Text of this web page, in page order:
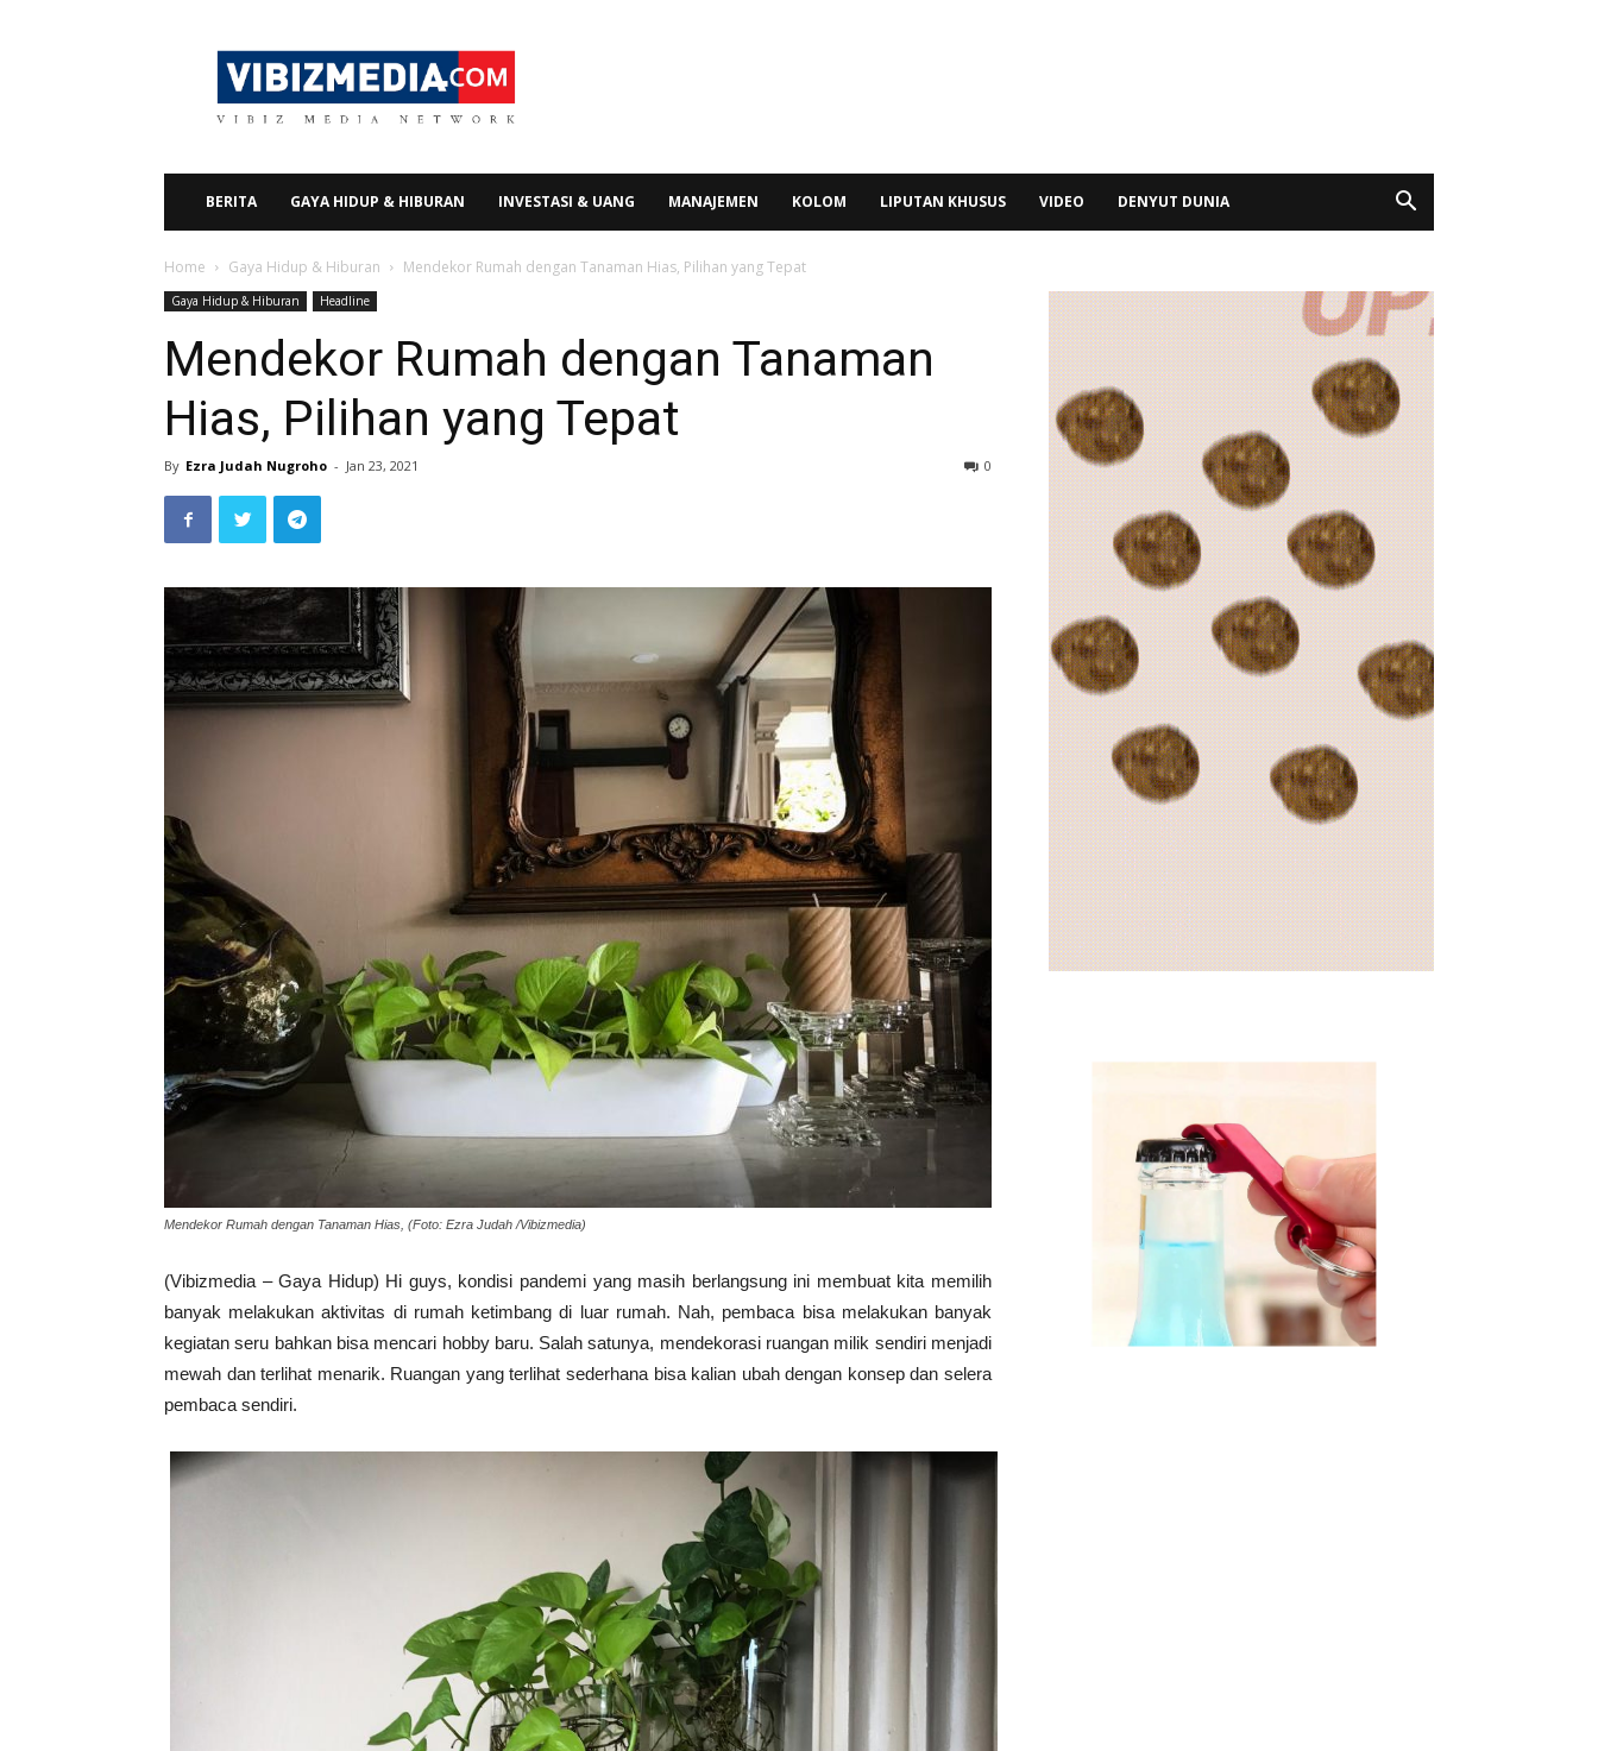
Vibizmedia.com
BERITA GAYA HIDUP & HIBURAN INVESTASI & UANG MANAJEMEN KOLOM LIPUTAN KHUSUS VIDEO DENYUT DUNIA
Home Gaya Hidup & Hiburan Mendekor Rumah dengan Tanaman Hias, Pilihan yang Tepat
Gaya Hidup & Hiburan Headline
Mendekor Rumah dengan Tanaman
Hias, Pilihan yang Tepat
By Ezra Judah Nugroho - Jan 23, 2021 0
Mendekor Rumah dengan Tanaman Hias, (Foto: Ezra Judah /Vibizmedia)
(Vibizmedia – Gaya Hidup) Hi guys, kondisi pandemi yang masih berlangsung ini membuat kita memilih
banyak melakukan aktivitas di rumah ketimbang di luar rumah. Nah, pembaca bisa melakukan banyak
kegiatan seru bahkan bisa mencari hobby baru. Salah satunya, mendekorasi ruangan milik sendiri menjadi
mewah dan terlihat menarik. Ruangan yang terlihat sederhana bisa kalian ubah dengan konsep dan selera
pembaca sendiri.